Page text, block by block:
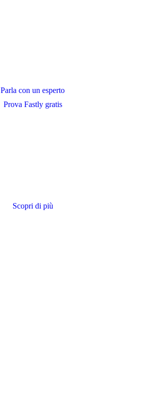
Parla con un esperto
Prova Fastly gratis
Scopri di più